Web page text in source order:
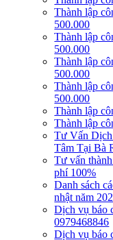
Thành lập
500.000
Thành lập
500.000
Thành lập
500.000
Thành lập
500.000
Thành lập
Thành lập
Tư Vấn
Tâm Tại Bà
Tư vấn
phí 100%
Danh sách
nhật năm
Dịch vụ báo
0979468846
Dịch vụ báo